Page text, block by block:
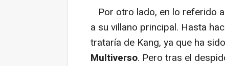
Por otro lado, en lo referido
a su villano principal. Hasta
trataría de Kang, ya que ha sido
Multiverso. Pero tras el